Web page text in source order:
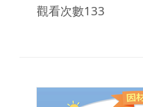
觀看次數133